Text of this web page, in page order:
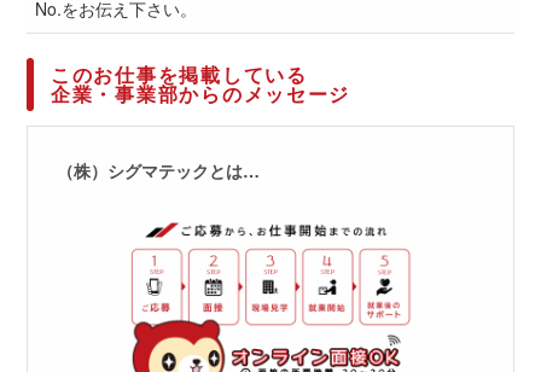
No.をお伝え下さい。
このお仕事を掲載している
企業・事業部からのメッセージ
（株）シグマテックとは…